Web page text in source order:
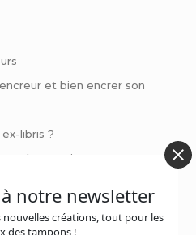
et bien encrer son
libris ?
de poterie
notre newsletter
nouvelles créations, tout pour les
des tampons !